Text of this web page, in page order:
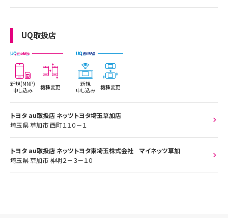
UQ取扱店
新規(MNP)
申し込み
機種変更
新規
申し込み
機種変更
トヨタ au取扱店 ネッツトヨタ埼玉草加店
埼玉県 草加市 西町１１０－１
トヨタ au取扱店 ネッツトヨタ東埼玉株式会社 マイネッツ草加
埼玉県 草加市 神明２－３－１０